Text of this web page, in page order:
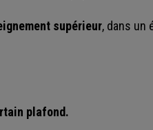
supérieur, dans un
plafond.